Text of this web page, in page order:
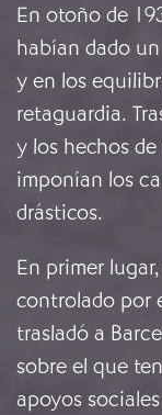
En otoño de
habían dado
y en los
retaguardia.
y los hechos
imponían los
drásticos.
En primer
controlado por
trasladó a
sobre el que
apoyos